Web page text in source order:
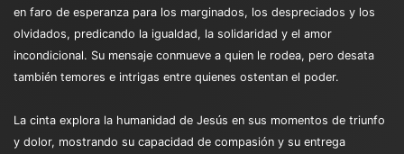
en faro de esperanza para los marginados, los despreciados y los
olvidados, predicando la igualdad, la solidaridad y el amor
incondicional. Su mensaje conmueve a quien le rodea, pero desata
también temores e intrigas entre quienes ostentan el poder.
La cinta explora la humanidad de Jesús en sus momentos de triunfo
y dolor, mostrando su capacidad de compasión y su entrega